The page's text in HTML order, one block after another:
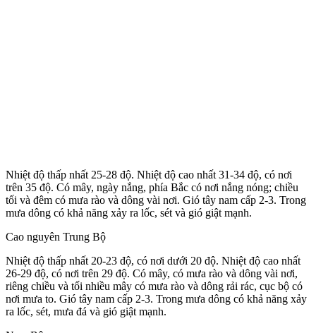
Nhiệt độ thấp nhất 25-28 độ. Nhiệt độ cao nhất 31-34 độ, có nơi
trên 35 độ. Có mây, ngày nắng, phía Bắc có nơi nắng nóng; chiều
tối và đêm có mưa rào và dông vài nơi. Gió tây nam cấp 2-3. Trong
mưa dông có khả năng xảy ra lốc, sét và gió giật mạnh.
Cao nguyên Trung Bộ
Nhiệt độ thấp nhất 20-23 độ, có nơi dưới 20 độ. Nhiệt độ cao nhất
26-29 độ, có nơi trên 29 độ. Có mây, có mưa rào và dông vài nơi,
riêng chiều và tối nhiều mây có mưa rào và dông rải rác, cục bộ có
nơi mưa to. Gió tây nam cấp 2-3. Trong mưa dông có khả năng xảy
ra lốc, sét, mưa đá và gió giật mạnh.